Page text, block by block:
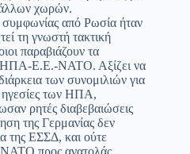
χωρών.
συμφωνίας από Ρωσία ήταν
τη γνωστή τακτική
παραβιάζουν τα
ΗΠΑ-Ε.Ε.-ΝΑΤΟ. Αξίζει να
των συνομιλιών για
ηγεσίες των ΗΠΑ,
ρητές διαβεβαιώσεις
της Γερμανίας δεν
της ΕΣΣΔ, και ούτε
ΝΑΤΟ προς ανατολάς.